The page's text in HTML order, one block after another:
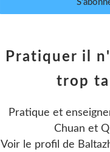
Pratiquer il
trop
Pratique et
Chuan et
Voir le profil de